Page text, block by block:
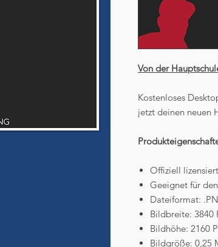
Von der
Kostenloses
jetzt deinen neuen
Offiziell
Geeignet für
Dateiformat:
Bildbreite: 3840
Bildhöhe: 2160
Bildgröße: 0,25